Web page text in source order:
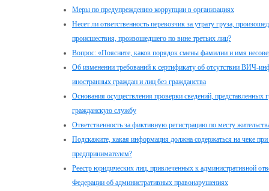
Меры по предупреждению коррупции в организациях
Несет ли ответственность перевозчик за утрату груза,
происшествия, произошедшего по вине третьих лиц?
Вопрос: «Поясните, каков порядок смены фамилии и имя
Об изменении требований к сертификату об отсутствии ВИЧ-
иностранных граждан и лиц без гражданства
Основания осуществления проверки сведений, представленных
гражданскую службу
Ответственность за фиктивную регистрацию по месту
Подскажите, какая информация должна содержаться на чеке
предпринимателем?
Реестр юридических лиц, привлеченных к административной
Федерации об административных правонарушениях